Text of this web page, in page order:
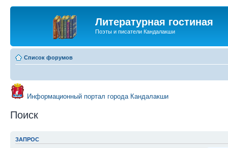
Литературная гостиная
Поэты и писатели Кандалакши
Список форумов
Информационный портал города Кандалакши
Поиск
ЗАПРОС